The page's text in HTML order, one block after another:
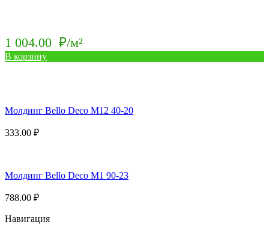
1 004.00 ₽/м²
В корзину
Молдинг Bello Deco М12 40-20
333.00 ₽
Молдинг Bello Deco М1 90-23
788.00 ₽
Навигация